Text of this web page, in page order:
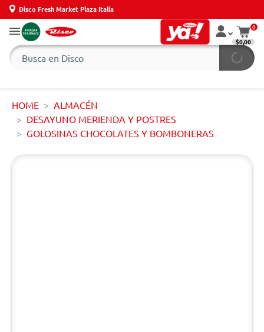
Disco Fresh Market Plaza Italia
0
$0,00
HOME
ALMACÉN
DESAYUNO MERIENDA Y POSTRES
GOLOSINAS CHOCOLATES Y BOMBONERAS